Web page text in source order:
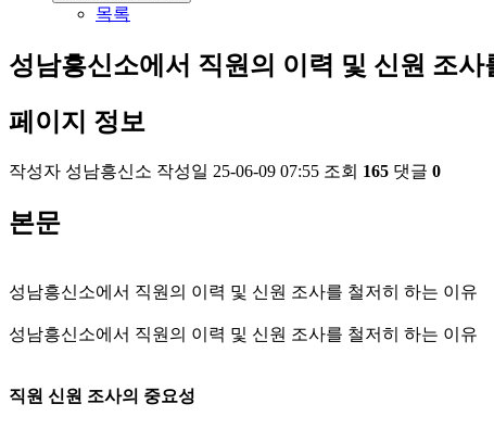
목록
성남흥신소에서 직원의 이력 및 신원 조
페이지 정보
작성자 성남흥신소 작성일 25-06-09 07:55 조회 165 댓글 0
본문
성남흥신소에서 직원의 이력 및 신원 조사를 철저히 하는 이유
성남흥신소에서 직원의 이력 및 신원 조사를 철저히 하는 이유
직원 신원 조사의 중요성